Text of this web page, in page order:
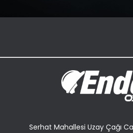
Serhat Mahallesi Uzay Çağı